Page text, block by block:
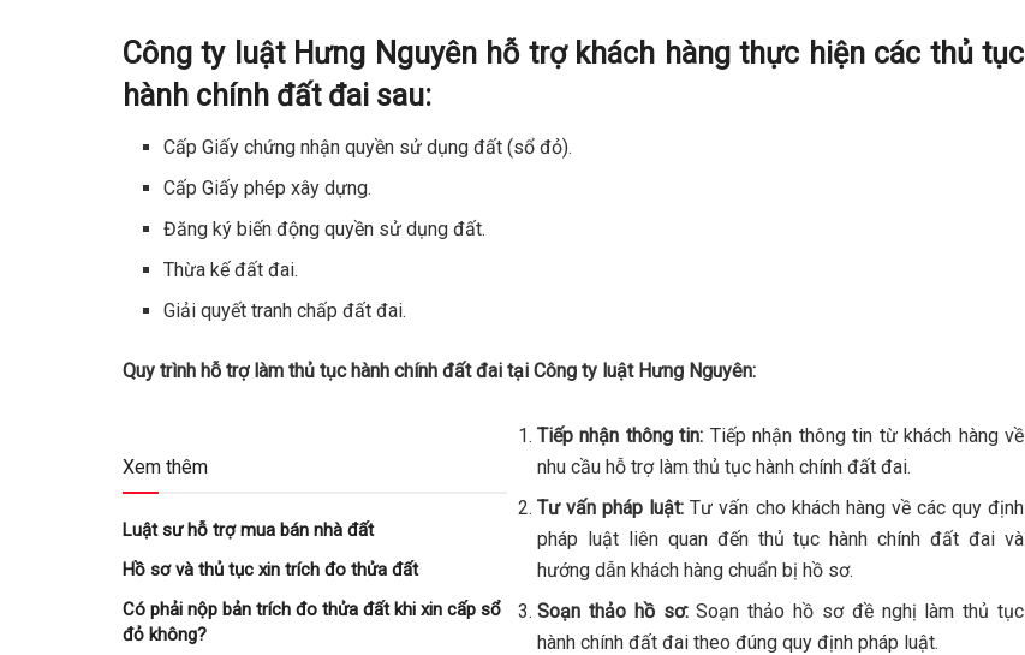
Công ty luật Hưng Nguyên hỗ trợ khách hàng thực hiện các thủ tục
hành chính đất đai sau:
Cấp Giấy chứng nhận quyền sử dụng đất (sổ đỏ).
Cấp Giấy phép xây dựng.
Đăng ký biến động quyền sử dụng đất.
Thừa kế đất đai.
Giải quyết tranh chấp đất đai.
Quy trình hỗ trợ làm thủ tục hành chính đất đai tại Công ty luật Hưng Nguyên:
Xem thêm
Luật sư hỗ trợ mua bán nhà đất
Hồ sơ và thủ tục xin trích đo thửa đất
Có phải nộp bản trích đo thửa đất khi xin cấp sổ
đỏ không?
Tiếp nhận thông tin: Tiếp nhận thông tin từ khách hàng về
nhu cầu hỗ trợ làm thủ tục hành chính đất đai.
Tư vấn pháp luật: Tư vấn cho khách hàng về các quy định
pháp luật liên quan đến thủ tục hành chính đất đai và
hướng dẫn khách hàng chuẩn bị hồ sơ.
Soạn thảo hồ sơ:Soạn thảo hồ sơ đề nghị làm thủ tục
hành chính đất đai theo đúng quy định pháp luật.